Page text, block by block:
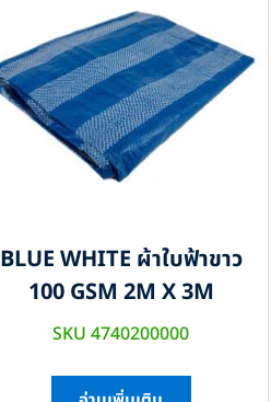
BLUE WHITE ผ้าใบฟ้าขาว
100 GSM 2M X 3M
SKU 4740200000